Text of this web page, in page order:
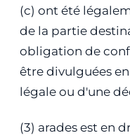
(c) ont été
de la partie
obligation de
être divulguées
légale ou d'une
(3) arades est en